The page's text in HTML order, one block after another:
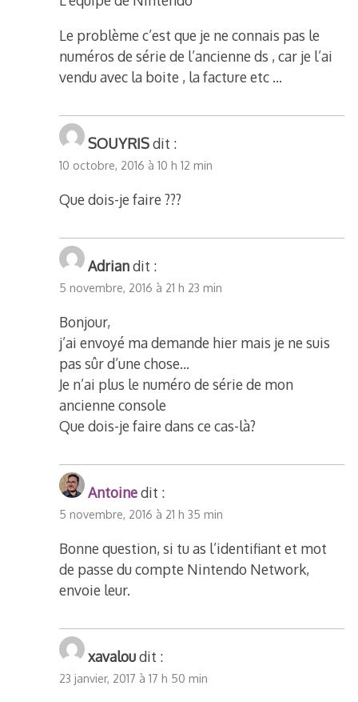
Le problème c’est que je ne connais pas le
numéros de série de l’ancienne ds , car je l’ai
vendu avec la boite , la facture etc …
SOUYRISdit :
10 octobre, 2016 à 10 h 12 min
Que dois-je faire ???
Adriandit :
5 novembre, 2016 à 21 h 23 min
Bonjour,
j’ai envoyé ma demande hier mais je ne suis
pas sûr d’une chose…
Je n’ai plus le numéro de série de mon
ancienne console
Que dois-je faire dans ce cas-là?
Antoinedit :
5 novembre, 2016 à 21 h 35 min
Bonne question, si tu as l’identifiant et mot
de passe du compte Nintendo Network,
envoie leur.
xavaloudit :
23 janvier, 2017 à 17 h 50 min